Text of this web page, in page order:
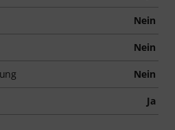
Nein
Nein
Nein
Ja